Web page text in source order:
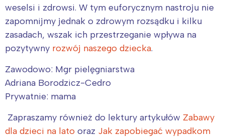
weselsi i zdrowsi. W tym euforycznym nastroju nie
zapomnijmy jednak o zdrowym rozsądku i kilku
zasadach, wszak ich przestrzeganie wpływa na
pozytywny rozwój naszego dziecka.
Zawodowo: Mgr pielęgniarstwa
Adriana Borodzicz-Cedro
Prywatnie: mama
Zapraszamy również do lektury artykułów Zabawy
dla dzieci na lato oraz Jak zapobiegać wypadkom